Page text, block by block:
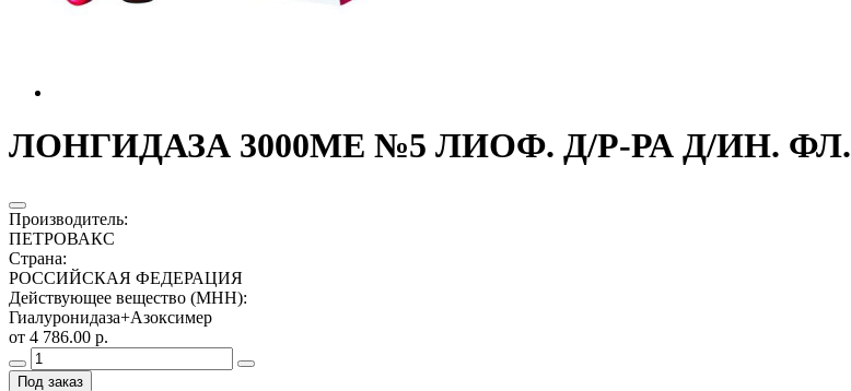
ЛОНГИДАЗА 3000МЕ №5 ЛИОФ. Д/Р-РА Д/ИН. ФЛ.
Производитель:
ПЕТРОВАКС
Страна:
РОССИЙСКАЯ ФЕДЕРАЦИЯ
Действующее вещество (МНН):
Гиалуронидаза+Азоксимер
от 4 786.00 р.
Под заказ